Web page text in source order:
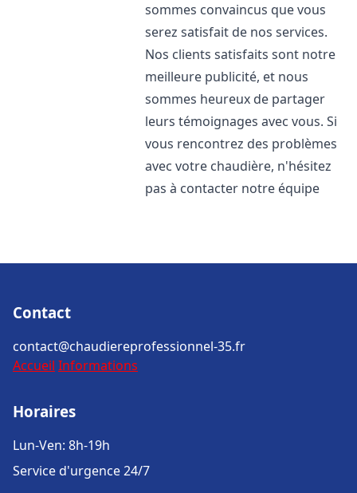
sommes convaincus que vous
serez satisfait de nos services.
Nos clients satisfaits sont notre
meilleure publicité, et nous
sommes heureux de partager
leurs témoignages avec vous. Si
vous rencontrez des problèmes
avec votre chaudière, n'hésitez
pas à contacter notre équipe
Contact
contact@chaudiereprofessionnel-35.fr
Accueil Informations
Horaires
Lun-Ven: 8h-19h
Service d'urgence 24/7